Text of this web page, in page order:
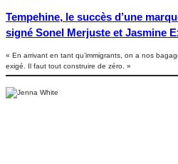
Tempehine, le succès d’une
signé Sonel Merjuste et Jasmine
« En arrivant en tant qu’immigrants, on a nos
exigé. Il faut tout construire de zéro. »